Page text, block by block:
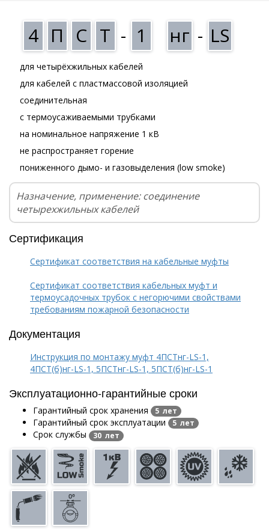
4 П С Т - 1 нг - LS
для четырёхжильных кабелей
для кабелей с пластмассовой изоляцией
соединительная
с термоусаживаемыми трубками
на номинальное напряжение 1 кВ
не распространяет горение
пониженного дымо- и газовыделения (low smoke)
Назначение, применение: соединение
четырехжильных кабелей
Сертификация
Сертификат соответствия на кабельные муфты
Сертификат соответствия кабельных муфт и
термоусадочных трубок с негорючими свойствами
требованиям пожарной безопасности
Документация
Инструкция по монтажу муфт 4ПСТнг-LS-1,
4ПСТ(б)нг-LS-1, 5ПСТнг-LS-1, 5ПСТ(б)нг-LS-1
Эксплуатационно-гарантийные сроки
Гарантийный срок хранения 5 лет
Гарантийный срок эксплуатации 5 лет
Срок службы 30 лет